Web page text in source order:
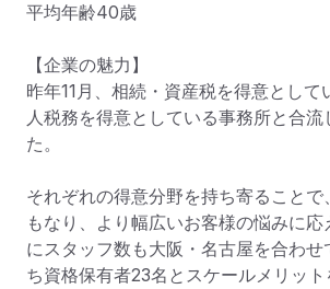
平均年齢40歳
【企業の魅力】
昨年11月、相続・資産税を得意として
人税務を得意としている事務所と合流
た。
それぞれの得意分野を持ち寄ることで
もなり、より幅広いお客様の悩みに応
にスタッフ数も大阪・名古屋を合わせ
ち資格保有者23名とスケールメリッ